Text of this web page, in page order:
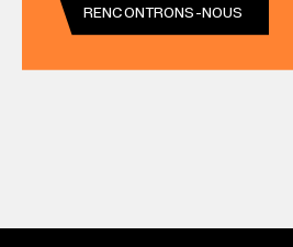
RENCONTRONS-NOUS